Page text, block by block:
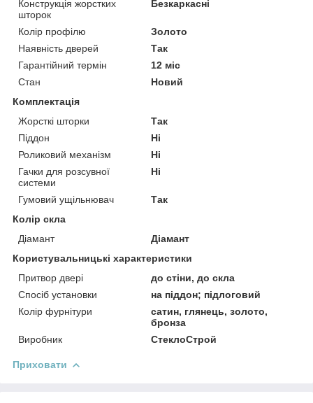
Конструкція жорстких
шторок
Безкаркасні
Колір профілю
Золото
Наявність дверей
Так
Гарантійний термін
12 міс
Стан
Новий
Комплектація
Жорсткі шторки
Так
Піддон
Ні
Роликовий механізм
Ні
Гачки для розсувної
системи
Ні
Гумовий ущільнювач
Так
Колір скла
Діамант
Діамант
Користувальницькі характеристики
Притвор двері
до стіни, до скла
Спосіб установки
на піддон; підлоговий
Колір фурнітури
сатин, глянець, золото,
бронза
Виробник
СтеклоСтрой
Приховати